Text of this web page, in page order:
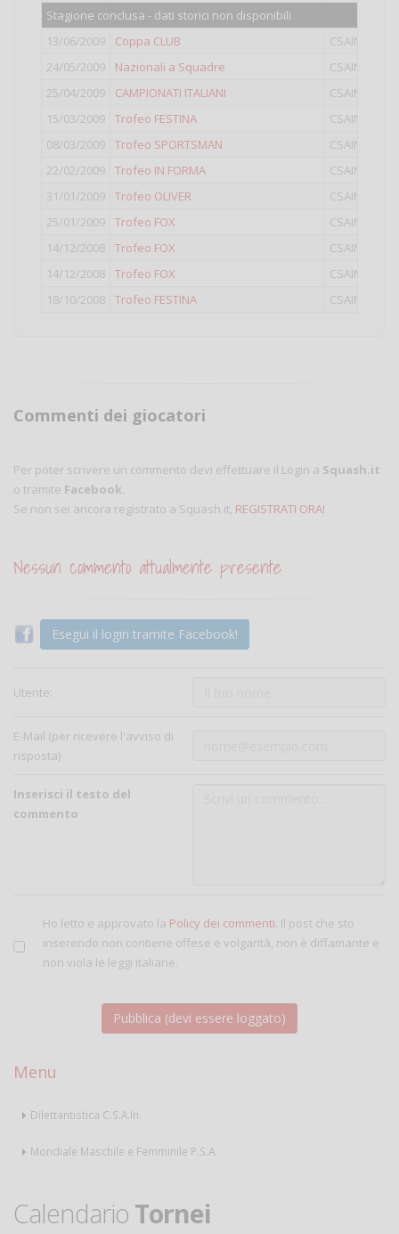
Stagione conclusa - dati storici non disponibili
13/06/2009
Coppa CLUB CSAIN
24/05/2009
Nazionali a Squadre CSAIN
25/04/2009
CAMPIONATI ITALIANI CSAIN
15/03/2009
Trofeo FESTINA CSAIN
08/03/2009
Trofeo SPORTSMAN CSAIN
22/02/2009
Trofeo IN FORMA CSAIN
31/01/2009
Trofeo OLIVER CSAIN
25/01/2009
Trofeo FOX CSAIN
14/12/2008
Trofeo FOX CSAIN
14/12/2008
Trofeo FOX CSAIN
18/10/2008
Trofeo FESTINA CSAIN
Commenti dei giocatori
Per poter scrivere un commento devi effettuare il Login a Squash.it
o tramite Facebook.
Se non sei ancora registrato a Squash.it, REGISTRATI ORA!
Nessun commento attualmente presente
Esegui il login tramite Facebook!
Utente:
E-Mail (per ricevere l'avviso di
risposta)
Inserisci il testo del
commento
Ho letto e approvato la Policy dei commenti. Il post che sto
inserendo non contiene offese e volgarità, non è diffamante e
non viola le leggi italiane.
Menu
Dilettantistica C.S.A.In.
Mondiale Maschile e Femminile P.S.A.
Calendario Tornei